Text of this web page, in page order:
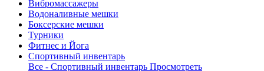
Вибромассажеры
Водоналивные мешки
Боксерские мешки
Турники
Фитнес и Йога
Спортивный инвентарь
Все - Спортивный инвентарь Просмотреть